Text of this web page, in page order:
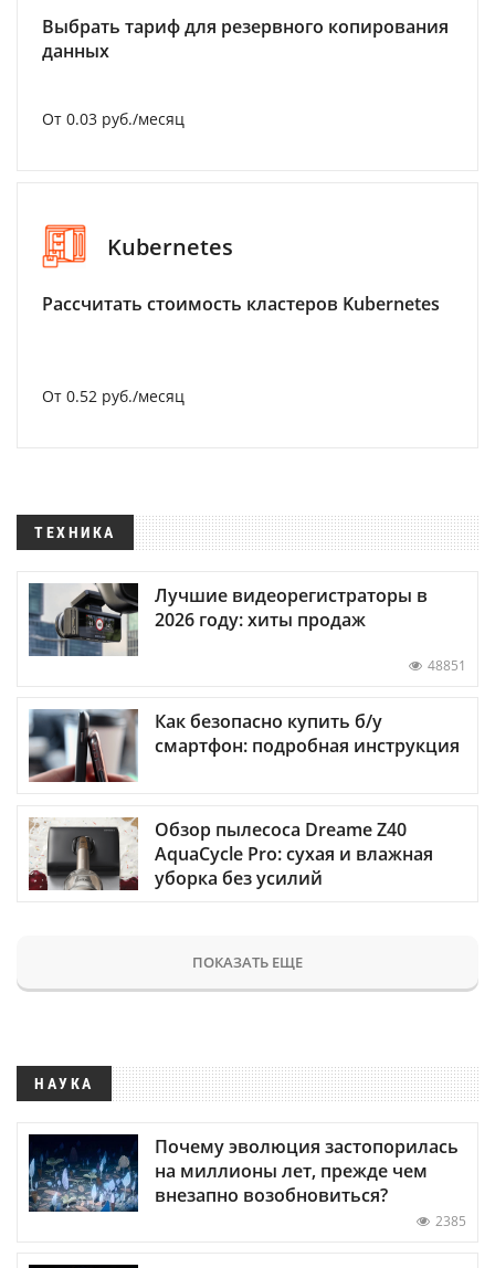
Выбрать тариф для резервного копирования
данных
От 0.03 руб./месяц
Kubernetes
Рассчитать стоимость кластеров Kubernetes
От 0.52 руб./месяц
ТЕХНИКА
Лучшие видеорегистраторы в
2026 году: хиты продаж
48851
Как безопасно купить б/у
смартфон: подробная инструкция
Обзор пылесоса Dreame Z40
AquaCycle Pro: сухая и влажная
уборка без усилий
ПОКАЗАТЬ ЕЩЕ
НАУКА
Почему эволюция застопорилась
на миллионы лет, прежде чем
внезапно возобновиться?
2385